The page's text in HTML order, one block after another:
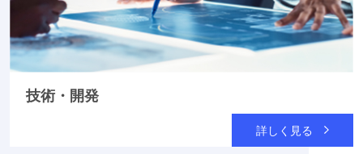
技術・開発
詳しく見る